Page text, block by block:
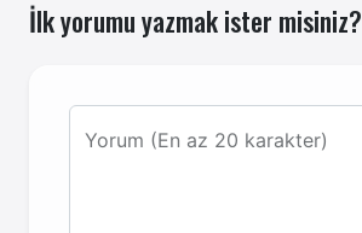
İlk yorumu yazmak ister misiniz?
Yorum (En az 20 karakter)